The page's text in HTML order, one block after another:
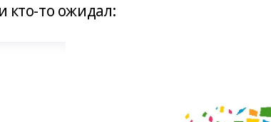
кто-то ожидал: